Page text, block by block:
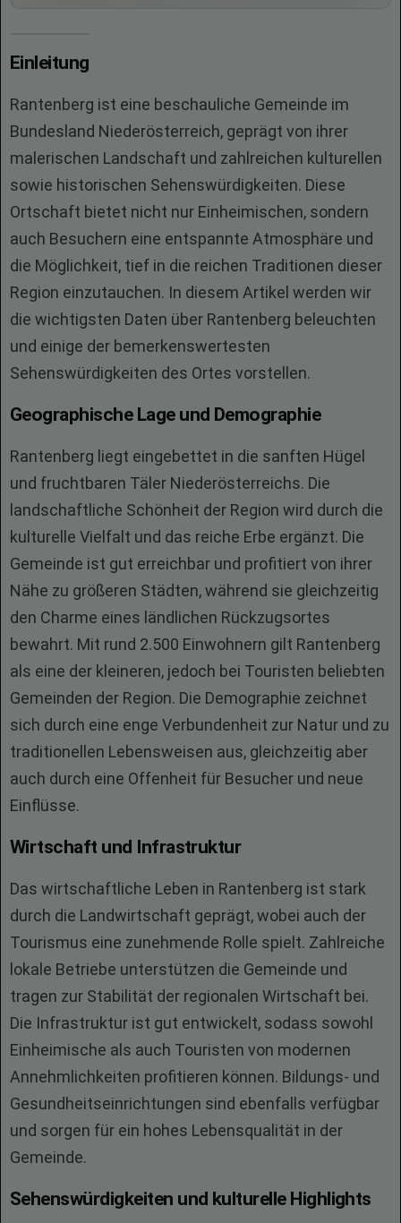
Einleitung
Rantenberg ist eine beschauliche Gemeinde im
Bundesland Niederösterreich, geprägt von ihrer
malerischen Landschaft und zahlreichen kulturellen
sowie historischen Sehenswürdigkeiten. Diese
Ortschaft bietet nicht nur Einheimischen, sondern
auch Besuchern eine entspannte Atmosphäre und
die Möglichkeit, tief in die reichen Traditionen dieser
Region einzutauchen. In diesem Artikel werden wir
die wichtigsten Daten über Rantenberg beleuchten
und einige der bemerkenswertesten
Sehenswürdigkeiten des Ortes vorstellen.
Geographische Lage und Demographie
Rantenberg liegt eingebettet in die sanften Hügel
und fruchtbaren Täler Niederösterreichs. Die
landschaftliche Schönheit der Region wird durch die
kulturelle Vielfalt und das reiche Erbe ergänzt. Die
Gemeinde ist gut erreichbar und profitiert von ihrer
Nähe zu größeren Städten, während sie gleichzeitig
den Charme eines ländlichen Rückzugsortes
bewahrt. Mit rund 2.500 Einwohnern gilt Rantenberg
als eine der kleineren, jedoch bei Touristen beliebten
Gemeinden der Region. Die Demographie zeichnet
sich durch eine enge Verbundenheit zur Natur und zu
traditionellen Lebensweisen aus, gleichzeitig aber
auch durch eine Offenheit für Besucher und neue
Einflüsse.
Wirtschaft und Infrastruktur
Das wirtschaftliche Leben in Rantenberg ist stark
durch die Landwirtschaft geprägt, wobei auch der
Tourismus eine zunehmende Rolle spielt. Zahlreiche
lokale Betriebe unterstützen die Gemeinde und
tragen zur Stabilität der regionalen Wirtschaft bei.
Die Infrastruktur ist gut entwickelt, sodass sowohl
Einheimische als auch Touristen von modernen
Annehmlichkeiten profitieren können. Bildungs- und
Gesundheitseinrichtungen sind ebenfalls verfügbar
und sorgen für ein hohes Lebensqualität in der
Gemeinde.
Sehenswürdigkeiten und kulturelle Highlights